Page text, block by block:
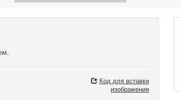
Код для вставки
изображения